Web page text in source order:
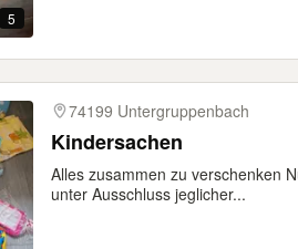
5
74199 Untergruppenbach
Kindersachen
Alles zusammen zu verschenken
unter Ausschluss jeglicher...